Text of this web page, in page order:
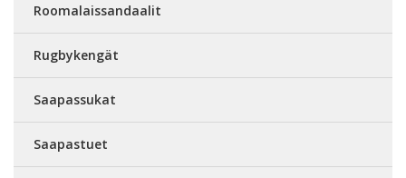
Roomalaissandaalit
Rugbykengät
Saapassukat
Saapastuet